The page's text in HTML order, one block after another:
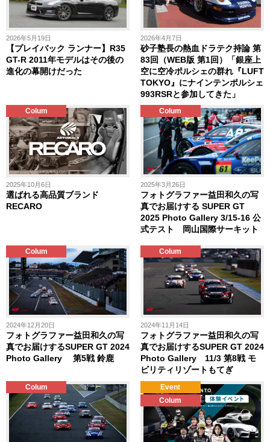
2026年5月19日
【プレイバック ランナー】R35
GT-R 2011年モデルはその後の
進化の幕開けだった
2026年4月7日
砂子塾長の熱血ドラテク持論 第
83回（WEB版 第1回）「銀座上
空に空冷ポルシェの群れ『LUFT
TOKYO』にナインテンポルシェ
993RSRと参加してきた」
2025年10月6日
選ばれる高品質ブランド
RECARO
Colum
2025年3月26日
フォトグラファー益田和久の写
真でお届けする SUPER GT
2025 Photo Gallery 3/15-16 公
式テスト 岡山国際サーキット
Colum
2024年12月20日
フォトグラファー益田和久の写
真でお届けするSUPER GT 2024
Photo Gallery 第5戦 鈴鹿
Colum
2024年11月14日
フォトグラファー益田和久の写
真でお届けするSUPER GT 2024
Photo Gallery 11/3 第8戦 モ
ビリティリゾートもてぎ
Colum
Colum
Event
Colum